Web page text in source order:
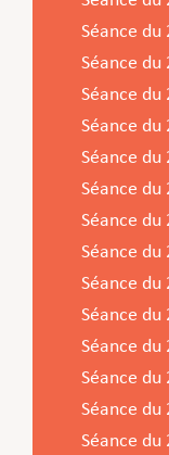
Musée
Service
locale
Subsides et
Zones 20 &
Sentier
Urban
Vergers
PAG (Plan
PAP QE
Existants »)
PAP NQ
Quartier »)
PAP
PAP NQ en
PAG/PAP
PAG
PAP NQ
Projet
Projets à
Séance du
Séance du
Séance du
Séance du
Séance du
Séance du
Séance du
Séance du
Séance du
Séance du
Séance du
Séance du
Séance du
Séance du